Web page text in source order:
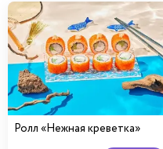
Ролл «Нежная креветка»